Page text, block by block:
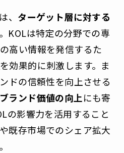
、 ターゲット層に対する
KOLは特定の分野での専
高い情報を発信するた
効果的に刺激します。ま
ドの信頼性を向上させる
ランド価値の向上にも寄
の影響力を活用すること
や既存市場でのシェア拡大